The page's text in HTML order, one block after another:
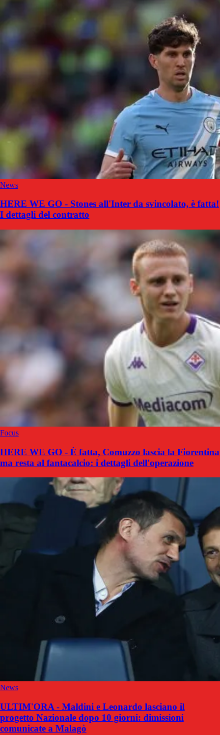
News
HERE WE GO - Stones all'Inter da svincolato, è fatta!
I dettagli del contratto
Focus
HERE WE GO - È fatta, Comuzzo lascia la Fiorentina
ma resta al fantacalcio: i dettagli dell'operazione
News
ULTIM'ORA - Maldini e Leonardo lasciano il
progetto Nazionale dopo 10 giorni: dimissioni
comunicate a Malagò